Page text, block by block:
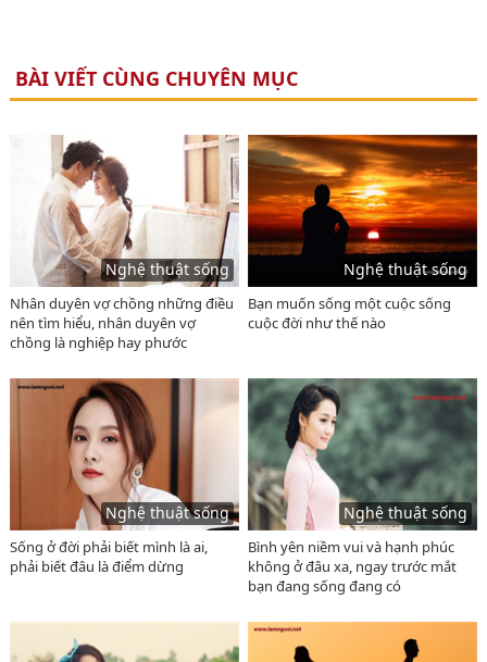
BÀI VIẾT CÙNG CHUYÊN MỤC
Nghệ thuật sống
Nhân duyên vợ chồng những điều
nên tìm hiểu, nhân duyên vợ
chồng là nghiệp hay phước
Nghệ thuật sống
Bạn muốn sống một cuộc sống
cuộc đời như thế nào
Nghệ thuật sống
Sống ở đời phải biết mình là ai,
phải biết đâu là điểm dừng
Nghệ thuật sống
Bình yên niềm vui và hạnh phúc
không ở đâu xa, ngay trước mắt
bạn đang sống đang có